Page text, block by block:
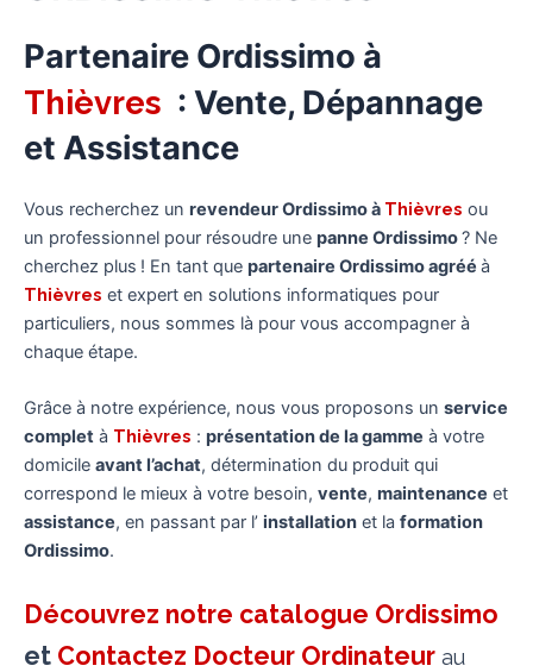
Partenaire Ordissimo à
Thièvres : Vente, Dépannage
et Assistance
Vous recherchez un revendeur Ordissimo à Thièvres ou
un professionnel pour résoudre une panne Ordissimo? Ne
cherchez plus ! En tant que partenaire Ordissimo agréé à
Thièvres et expert en solutions informatiques pour
particuliers, nous sommes là pour vous accompagner à
chaque étape.
Grâce à notre expérience, nous vous proposons un service
complet à Thièvres : présentation de la gamme à votre
domicile avant l’achat, détermination du produit qui
correspond le mieux à votre besoin, vente, maintenance et
assistance, en passant par l’ installation et la formation
Ordissimo.
Découvrez notre catalogue Ordissimo
et Contactez Docteur Ordinateur au